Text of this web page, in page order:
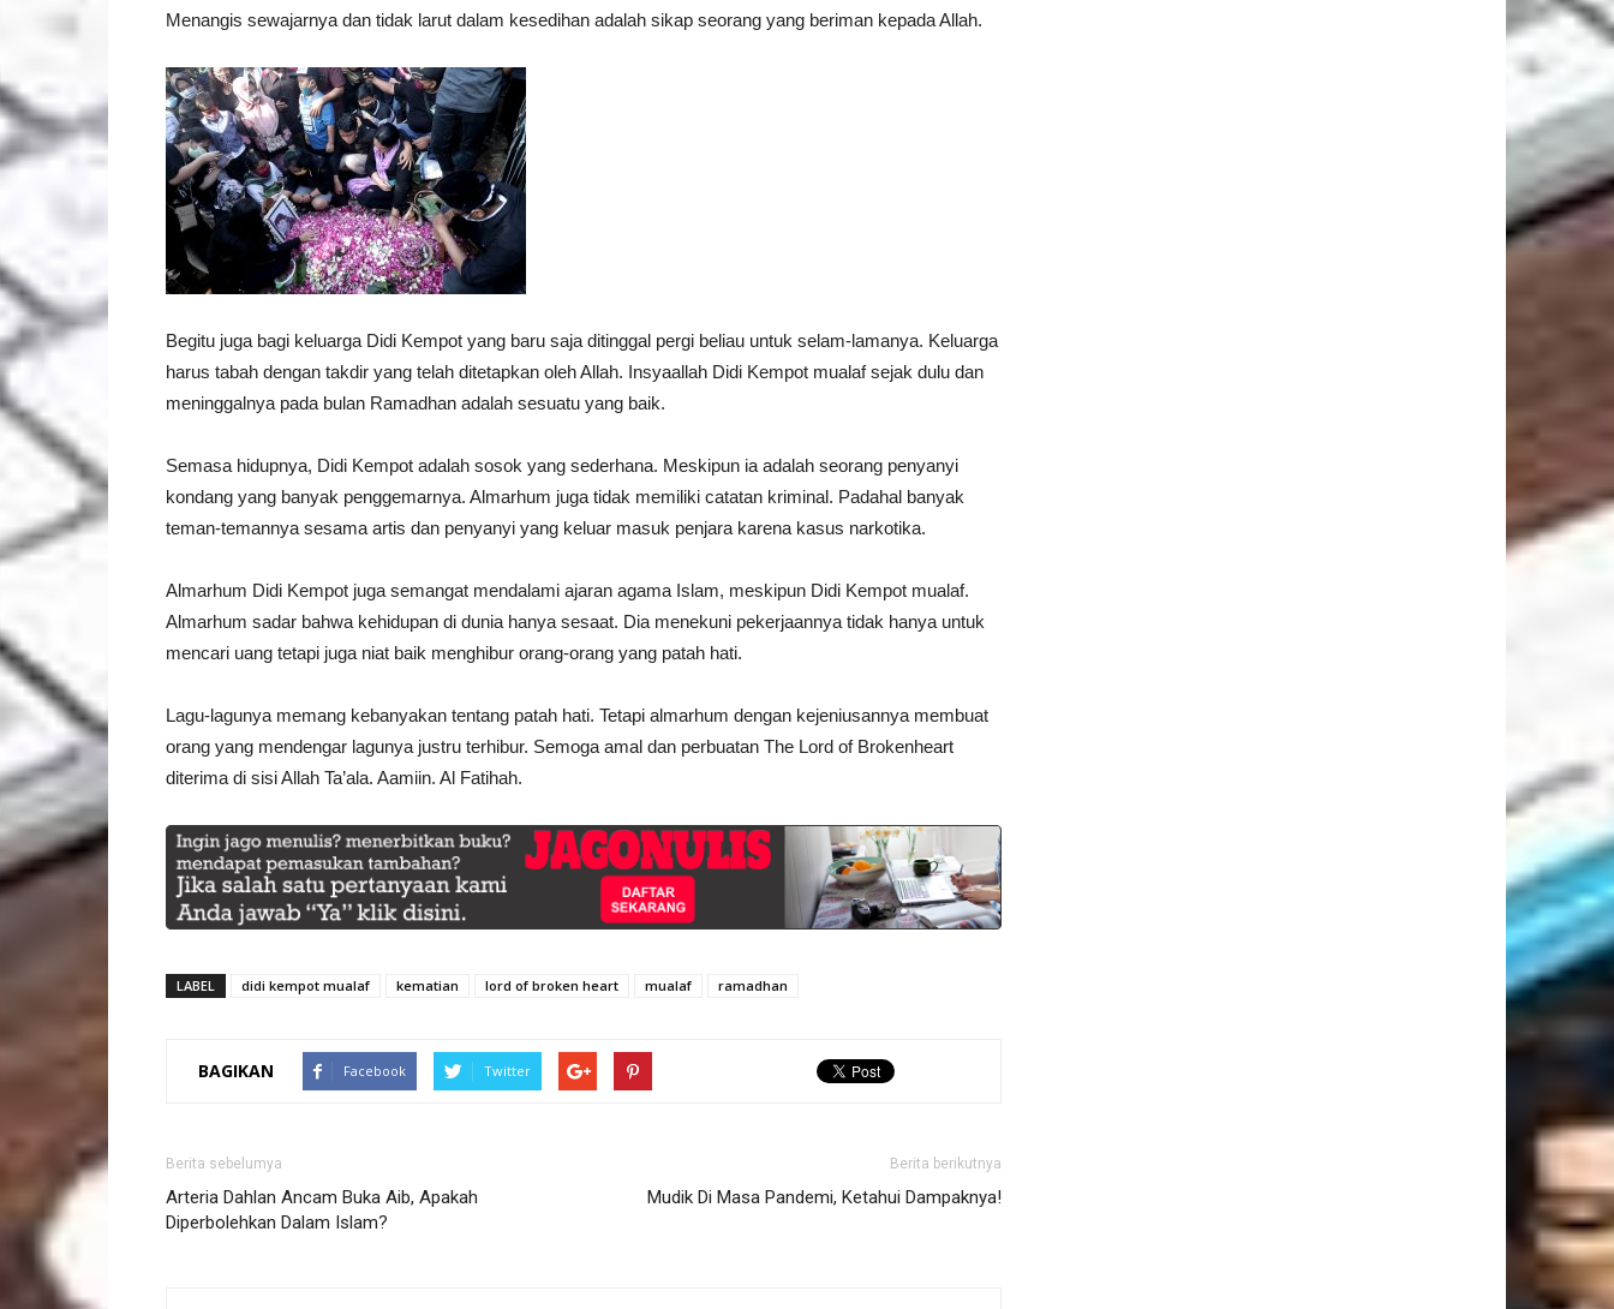
Menangis sewajarnya dan tidak larut dalam kesedihan adalah sikap seorang yang beriman kepada Allah.
Begitu juga bagi keluarga Didi Kempot yang baru saja ditinggal pergi beliau untuk selam-lamanya. Keluarga
harus tabah dengan takdir yang telah ditetapkan oleh Allah. Insyaallah Didi Kempot mualaf sejak dulu dan
meninggalnya pada bulan Ramadhan adalah sesuatu yang baik.
Semasa hidupnya, Didi Kempot adalah sosok yang sederhana. Meskipun ia adalah seorang penyanyi
kondang yang banyak penggemarnya. Almarhum juga tidak memiliki catatan kriminal. Padahal banyak
teman-temannya sesama artis dan penyanyi yang keluar masuk penjara karena kasus narkotika.
Almarhum Didi Kempot juga semangat mendalami ajaran agama Islam, meskipun Didi Kempot mualaf.
Almarhum sadar bahwa kehidupan di dunia hanya sesaat. Dia menekuni pekerjaannya tidak hanya untuk
mencari uang tetapi juga niat baik menghibur orang-orang yang patah hati.
Lagu-lagunya memang kebanyakan tentang patah hati. Tetapi almarhum dengan kejeniusannya membuat
orang yang mendengar lagunya justru terhibur. Semoga amal dan perbuatan The Lord of Brokenheart
diterima di sisi Allah Ta’ala. Aamiin. Al Fatihah.
LABEL didi kempot mualaf kematian lord of broken heart mualaf ramadhan
BAGIKAN Facebook Twitter
Berita sebelumya
Arteria Dahlan Ancam Buka Aib, Apakah
Diperbolehkan Dalam Islam?
Berita berikutnya
Mudik Di Masa Pandemi, Ketahui Dampaknya!